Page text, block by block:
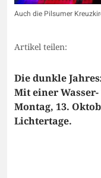
Auch die Pilsumer
Artikel teilen:
Die dunkle
Mit einer
Montag, 13.
Lichtertage.